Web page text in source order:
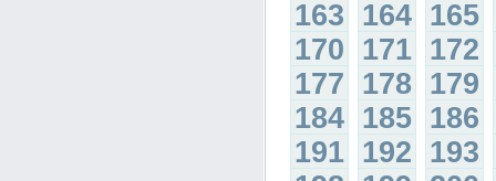
163 164 165
170 171 172
177 178 179
184 185 186
191 192 193